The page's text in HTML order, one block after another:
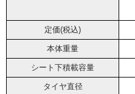
定価(税込)
本体重量
シート下積載容量
タイヤ直径